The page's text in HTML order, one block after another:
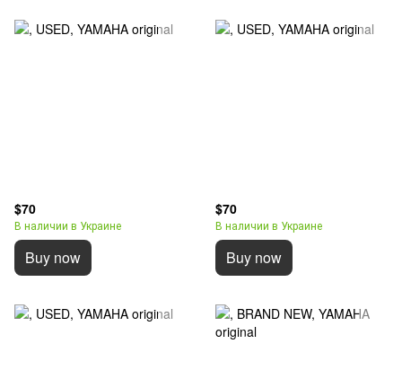
$70
В наличии в Украине
Buy now
$70
В наличии в Украине
Buy now